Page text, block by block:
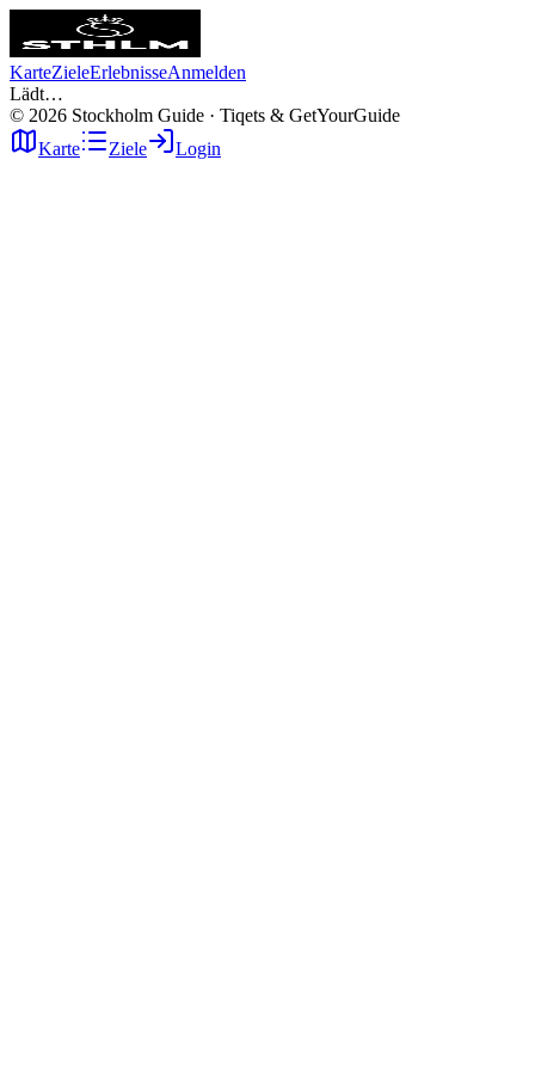
KarteZieleErlebnisseAnmelden
Lädt…
© 2026 Stockholm Guide · Tiqets & GetYourGuide
Karte
Ziele Login